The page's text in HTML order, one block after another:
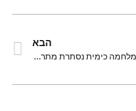
הבא
מלחמה כימית נסתרת מתרחשת בתוך עצי אשוח